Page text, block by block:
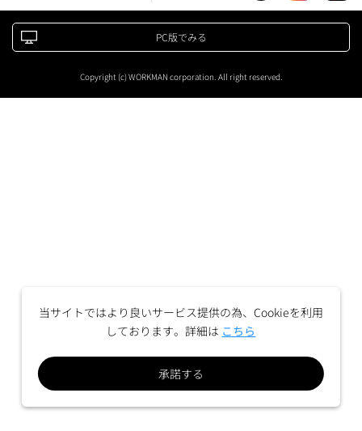
PC版でみる
Copyright (c) WORKMAN corporation. All right reserved.
当サイトではより良いサービス提供の為、Cookieを利用
しております。詳細は こちら
承諾する